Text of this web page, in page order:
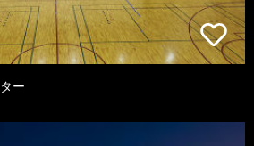
ー